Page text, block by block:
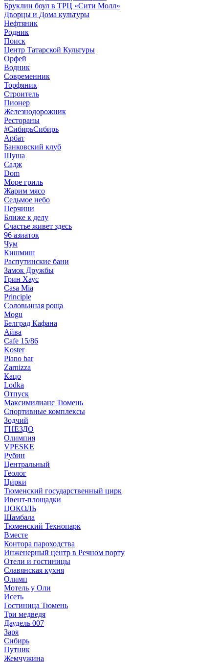
Бруклин боул в ТРЦ «Сити Молл»
Дворцы и Дома культуры
Нефтяник
Родник
Поиск
Центр Татарской Культуры
Орфей
Водник
Современник
Торфяник
Строитель
Пионер
Железнодорожник
Рестораны
#СибирьСибирь
Арбат
Банковский клуб
Шуша
Садж
Dom
Море гриль
Жарим мясо
Седьмое небо
Перчини
Ближе к делу
Счастье живет здесь
96 азиаток
Чум
Кишмиш
Распутинские бани
Замок Дружбы
Грин Хаус
Casa Mia
Principle
Соловьиная роща
Mogu
Белград Кафана
Айва
Cafe 15/86
Koster
Piano bar
Zarnizza
Кацо
Lodka
Отпуск
Максимилианс Тюмень
Спортивные комплексы
Зодчий
ГНЕЗДО
Олимпия
VPESKE
Рубин
Центральный
Геолог
Цирки
Тюменский государственный цирк
Ивент-площадки
ЦОКОЛЬ
Шамбала
Тюменский Технопарк
Вместе
Контора пароходства
Инженерный центр в Речном порту
Отели и гостиницы
Славянская кухня
Олимп
Мотель у Оли
Исеть
Гостиница Тюмень
Три медведя
Даудель 007
Заря
Сибирь
Путник
Жемчужина